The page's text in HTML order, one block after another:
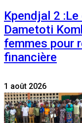
Kpendjal 2
Dametoti
femmes pour
financière
1 août 2026